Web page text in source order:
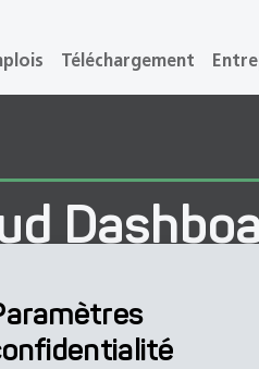
Téléchargement